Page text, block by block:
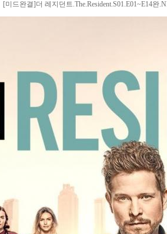
[미드완결]더 레지던트.The.Resident.S01.E01~E14완